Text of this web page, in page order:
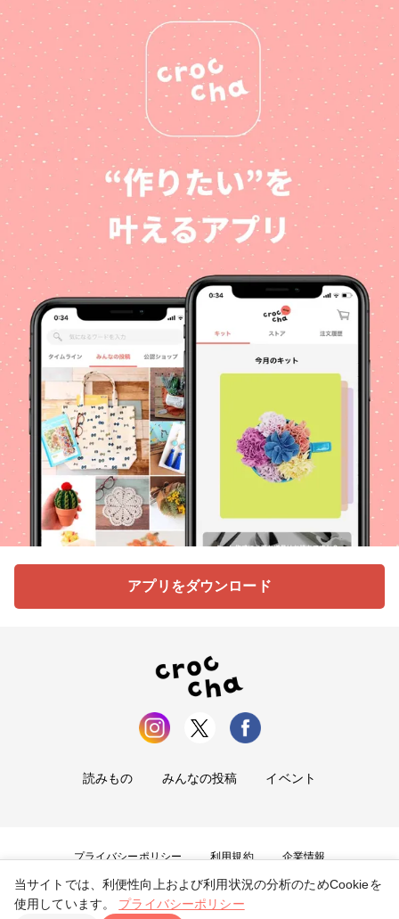
アプリをダウンロード
読みもの みんなの投稿 イベント
プライバシーポリシー 利用規約 企業情報
お問い合わせ
当サイトでは、利便性向上および利用状況の分析のためCookieを
使用しています。
プライバシーポリシー